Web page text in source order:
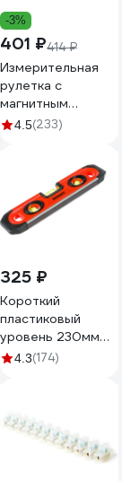
-3%
401 ₽414 ₽
Измерительная
рулетка с
магнитным
крюком, 5x25мм
4.5(233)
325 ₽
Короткий
пластиковый
уровень 230мм
Gigant GW230
4.3(174)